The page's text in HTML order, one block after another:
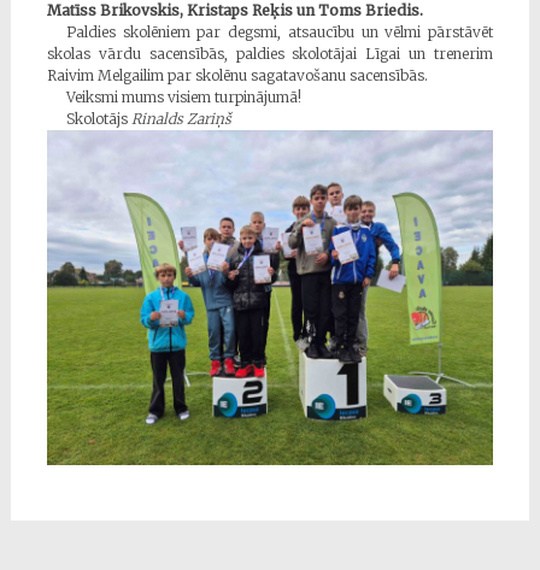
Matīss Brikovskis, Kristaps Reķis un Toms Briedis.
Paldies skolēniem par degsmi, atsaucību un vēlmi pārstāvēt
skolas vārdu sacensībās, paldies skolotājai Līgai un trenerim
Raivim Melgailim par skolēnu sagatavošanu sacensībās.
Veiksmi mums visiem turpinājumā!
Skolotājs Rinalds Zariņš